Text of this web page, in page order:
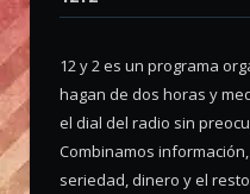
12 y 2 es un programa
hagan de dos horas y
el dial del radio sin
Combinamos
seriedad, dinero y el